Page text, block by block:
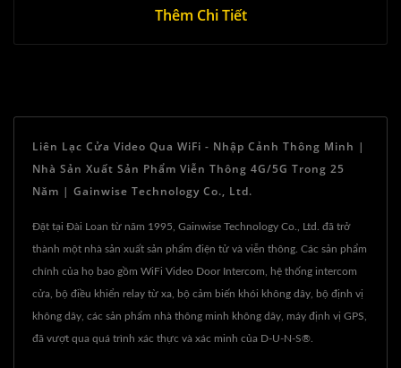
Thêm Chi Tiết
Liên Lạc Cửa Video Qua WiFi - Nhập Cảnh Thông Minh |
Nhà Sản Xuất Sản Phẩm Viễn Thông 4G/5G Trong 25
Năm | Gainwise Technology Co., Ltd.
Đặt tại Đài Loan từ năm 1995, Gainwise Technology Co., Ltd. đã trở
thành một nhà sản xuất sản phẩm điện tử và viễn thông. Các sản phẩm
chính của họ bao gồm WiFi Video Door Intercom, hệ thống intercom
cửa, bộ điều khiển relay từ xa, bộ cảm biến khói không dây, bộ định vị
không dây, các sản phẩm nhà thông minh không dây, máy định vị GPS,
đã vượt qua quá trình xác thực và xác minh của D-U-N-S®.